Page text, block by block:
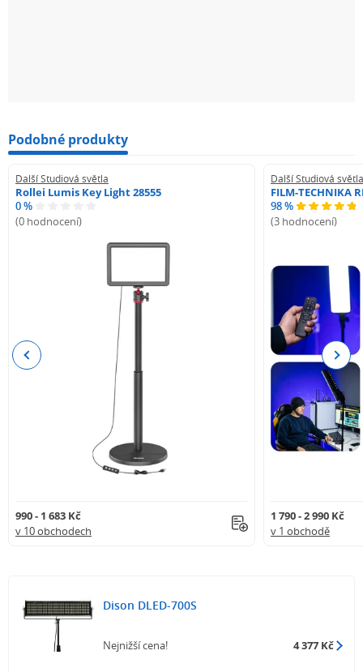
Podobné produkty
Další Studiová světla
Rollei Lumis Key Light 28555
0 %
(0 hodnocení)
990 - 1 683 Kč
v 10 obchodech
Další Studiová světla
FILM-TECHNIKA
98 %
(3 hodnocení)
1 790 - 2 990 Kč
v 1 obchodě
Previous Next
Dison DLED-700S
Nejnižší cena! 4 377 Kč